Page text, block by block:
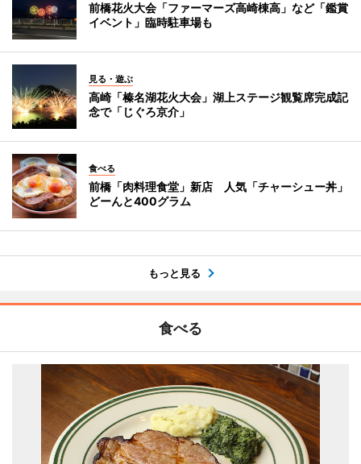
前橋花火大会「ファーマーズ高崎棟高」など「鑑賞
イベント」臨時駐車場も
見る・遊ぶ
高崎「榛名湖花火大会」湖上ステージ観覧席完成記
念で「じぐろ京介」
食べる
前橋「肉料理食堂」新店 人気「チャーシュー丼」
どーんと400グラム
もっと見る
食べる